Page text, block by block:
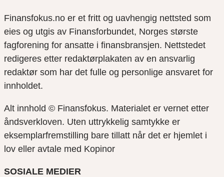
Finansfokus.no er et fritt og uavhengig nettsted som
eies og utgis av Finansforbundet, Norges største
fagforening for ansatte i finansbransjen. Nettstedet
redigeres etter redaktørplakaten av en ansvarlig
redaktør som har det fulle og personlige ansvaret for
innholdet.
Alt innhold © Finansfokus. Materialet er vernet etter
åndsverkloven. Uten uttrykkelig samtykke er
eksemplarfremstilling bare tillatt når det er hjemlet i
lov eller avtale med Kopinor
SOSIALE MEDIER